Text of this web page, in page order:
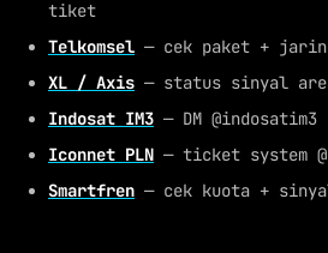
tiket
Telkomsel — cek paket +
XL / Axis — status sinyal
Indosat IM3 — DM @indosatim3
Iconnet PLN — ticket system
Smartfren — cek kuota +